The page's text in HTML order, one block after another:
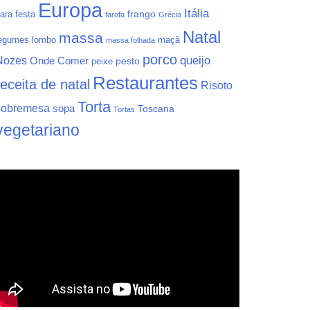
festa Europa farofa frango Grécia Itália
lombo massa massa folhada maçã Natal
Onde Comer peixe pesto porco queijo
de natal Restaurantes Risoto
sopa Torta Tortas Toscana